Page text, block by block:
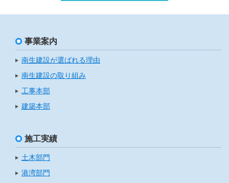
事業案内
南生建設が選ばれる理由
南生建設の取り組み
工事本部
建築本部
施工実績
土木部門
港湾部門